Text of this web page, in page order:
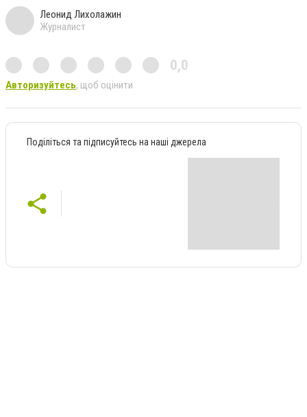
Леонид Лихолажин
Журналист
0,0
Авторизуйтесь, щоб оцінити
Поділіться та підписуйтесь на наші джерела